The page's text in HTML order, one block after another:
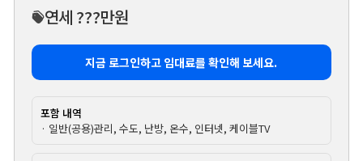
연세 ???만원
지금 로그인하고 임대료를 확인해 보세요.
포함 내역
· 일반(공용)관리, 수도, 난방, 온수, 인터넷, 케이블TV